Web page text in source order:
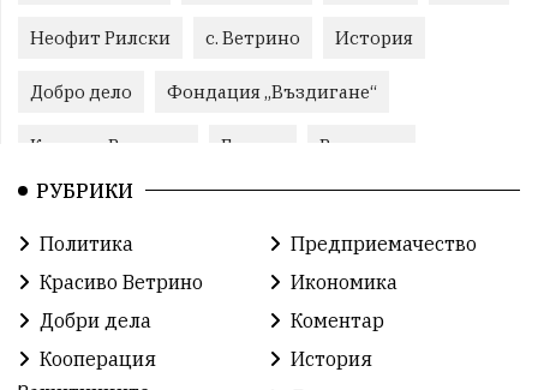
Неофит Рилски с. Ветрино История
Добро дело Фондация „Въздигане“
Красиво Ветрино Бизнес Развитие
Криминално
Семинари Автосъбитие Празници
Розариумът Партия "Величие"
СУ „Христо Ботев“ – Ветрино Вълчи дол
РУБРИКИ
Политика
Предприемачество
Красиво Ветрино
Икономика
Добри дела
Коментар
Кооперация
История